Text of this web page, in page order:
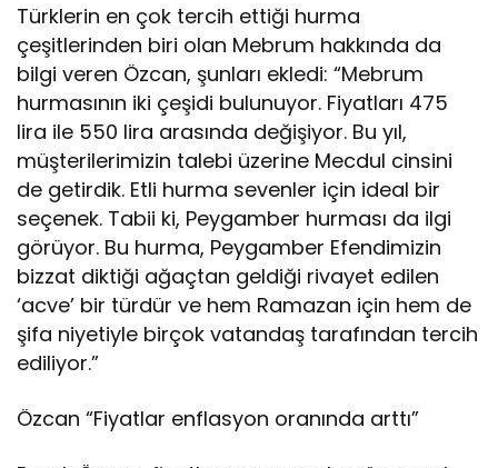
Türklerin en çok tercih ettiği hurma
çeşitlerinden biri olan Mebrum hakkında da
bilgi veren Özcan, şunları ekledi: “Mebrum
hurmasının iki çeşidi bulunuyor. Fiyatları 475
lira ile 550 lira arasında değişiyor. Bu yıl,
müşterilerimizin talebi üzerine Mecdul cinsini
de getirdik. Etli hurma sevenler için ideal bir
seçenek. Tabii ki, Peygamber hurması da ilgi
görüyor. Bu hurma, Peygamber Efendimizin
bizzat diktiği ağaçtan geldiği rivayet edilen
‘acve’ bir türdür ve hem Ramazan için hem de
şifa niyetiyle birçok vatandaş tarafından tercih
ediliyor.”
Özcan “Fiyatlar enflasyon oranında arttı”